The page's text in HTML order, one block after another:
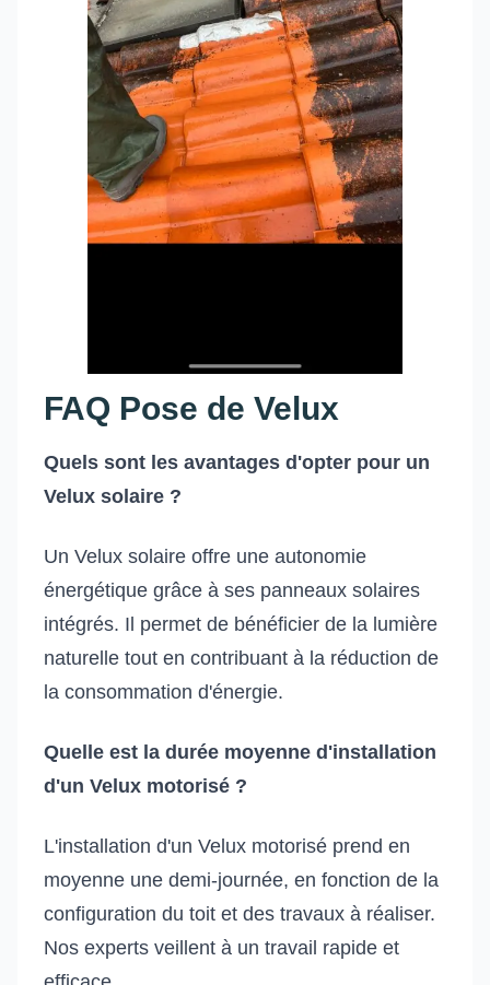
FAQ Pose de Velux
Quels sont les avantages d'opter pour un
Velux solaire ?
Un Velux solaire offre une autonomie
énergétique grâce à ses panneaux solaires
intégrés. Il permet de bénéficier de la lumière
naturelle tout en contribuant à la réduction de
la consommation d'énergie.
Quelle est la durée moyenne d'installation
d'un Velux motorisé ?
L'installation d'un Velux motorisé prend en
moyenne une demi-journée, en fonction de la
configuration du toit et des travaux à réaliser.
Nos experts veillent à un travail rapide et